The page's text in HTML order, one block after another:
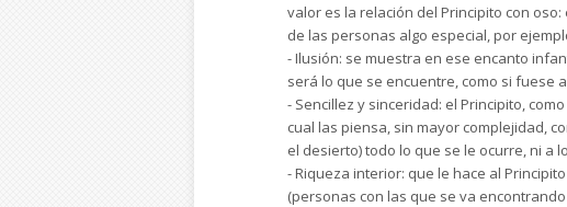
valor es la relación del Principito con
de las personas algo especial, por
- Ilusión: se muestra en ese encanto
será lo que se encuentre, como si fuese
- Sencillez y sinceridad: el Principito,
cual las piensa, sin mayor complejidad,
el desierto) todo lo que se le ocurre, ni
- Riqueza interior: que le hace al
(personas con las que se va